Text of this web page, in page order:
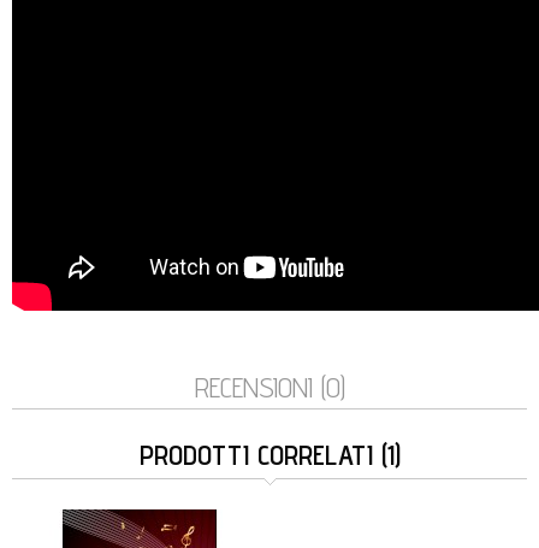
RECENSIONI (0)
PRODOTTI CORRELATI (1)